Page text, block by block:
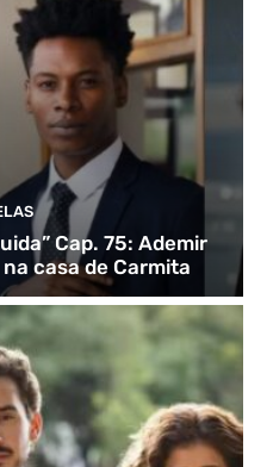
Cap. 75: Ademir
casa de Carmita